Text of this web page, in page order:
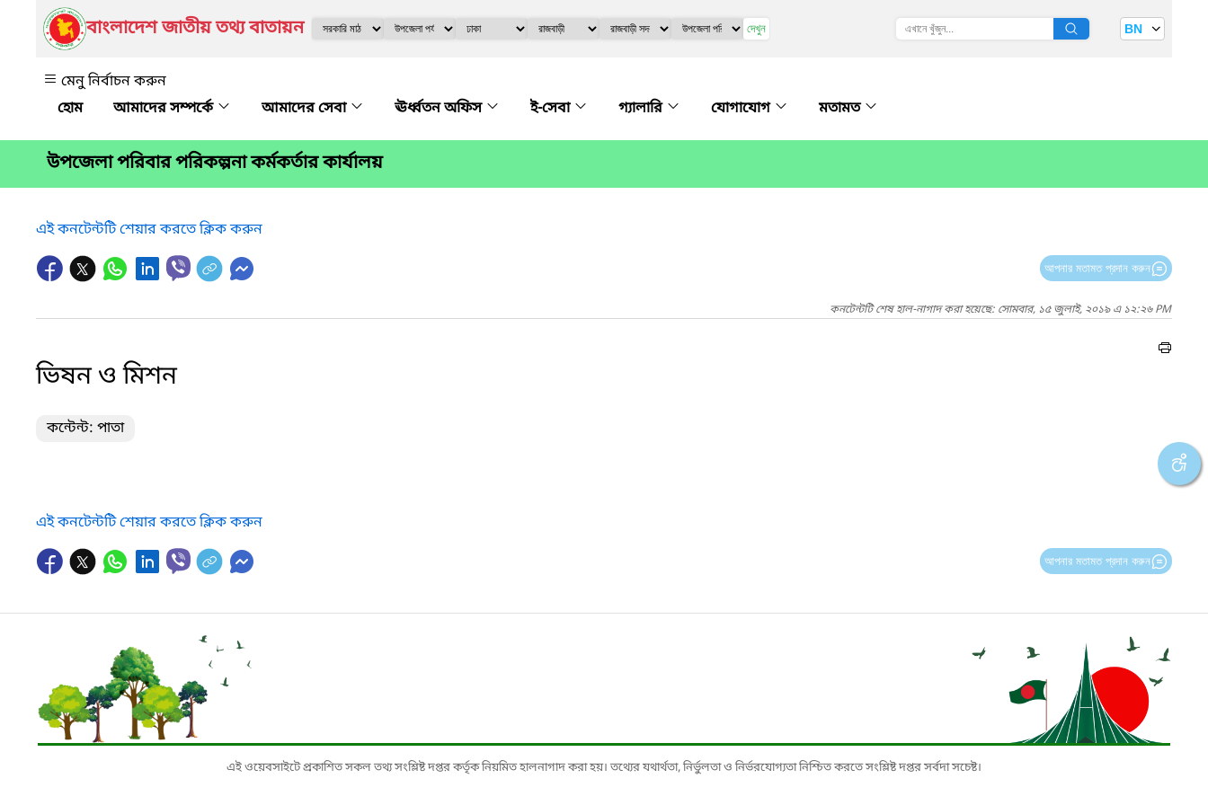
বাংলাদেশ জাতীয় তথ্য বাতায়ন দেখুন BN
মেনু নির্বাচন করুন
আমাদের সম্পর্কে
আমাদের সেবা ঊর্ধ্বতন অফিস ই-সেবা গ্যালারি যোগাযোগ মতামত
উপজেলা পরিবার পরিকল্পনা কর্মকর্তার কার্যালয়
এই কনটেন্টটি শেয়ার করতে ক্লিক করুন
আপনার মতামত প্রদান করুন
কনটেন্টটি শেষ হাল-নাগাদ করা হয়েছে: সোমবার, ১৫ জুলাই, ২০১৯ এ ১২:২৬ PM
ভিষন ও মিশন
কন্টেন্ট: পাতা
এই কনটেন্টটি শেয়ার করতে ক্লিক করুন
আপনার মতামত প্রদান করুন
এই ওয়েবসাইটে প্রকাশিত সকল তথ্য সংশ্লিষ্ট দপ্তর কর্তৃক নিয়মিত হালনাগাদ করা হয়। তথ্যের যথার্থতা, নির্ভুলতা ও নির্ভরযোগ্যতা নিশ্চিত করতে সংশ্লিষ্ট দপ্তর সর্বদা সচেষ্ট।